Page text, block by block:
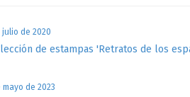
julio de 2020
de estampas 'Retratos de los
de 2023